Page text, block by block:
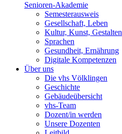
Senioren-Akademie
Semesterausweis
Gesellschaft, Leben
Kultur, Kunst, Gestalten
Sprachen
Gesundheit, Ernährung
Digitale Kompetenzen
Über uns
Die vhs Völklingen
Geschichte
Gebäudeübersicht
vhs-Team
Dozent/in werden
Unsere Dozenten